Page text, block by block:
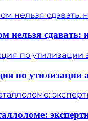
нельзя
по утилизации